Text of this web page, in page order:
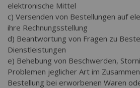
elektronische Mittel
c) Versenden von Bestellungen auf
ihre Rechnungsstellung
d) Beantwortung von Fragen zu
Dienstleistungen
e) Behebung von Beschwerden,
Problemen jeglicher Art im
Bestellung bei erworbenen Waren